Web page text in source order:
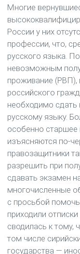
Многие
России у них
профессии, что,
русского языка.
невозможным
проживание (РВП),
российского
необходимо
русскому языку.
особенно
изъясняются по-
правозащитники
разрешить при
сдавать экзамен
многочисленные
с просьбой
приходили
сводилась к тому,
том числе
государства —